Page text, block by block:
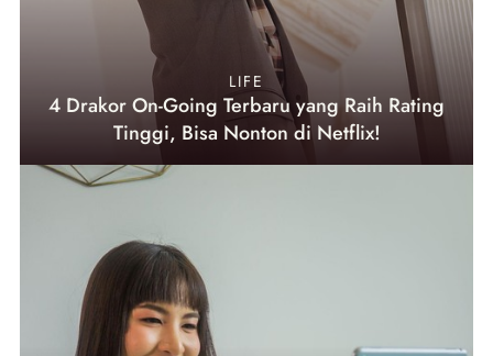
LIFE
4 Drakor On-Going Terbaru yang Raih Rating
Tinggi, Bisa Nonton di Netflix!